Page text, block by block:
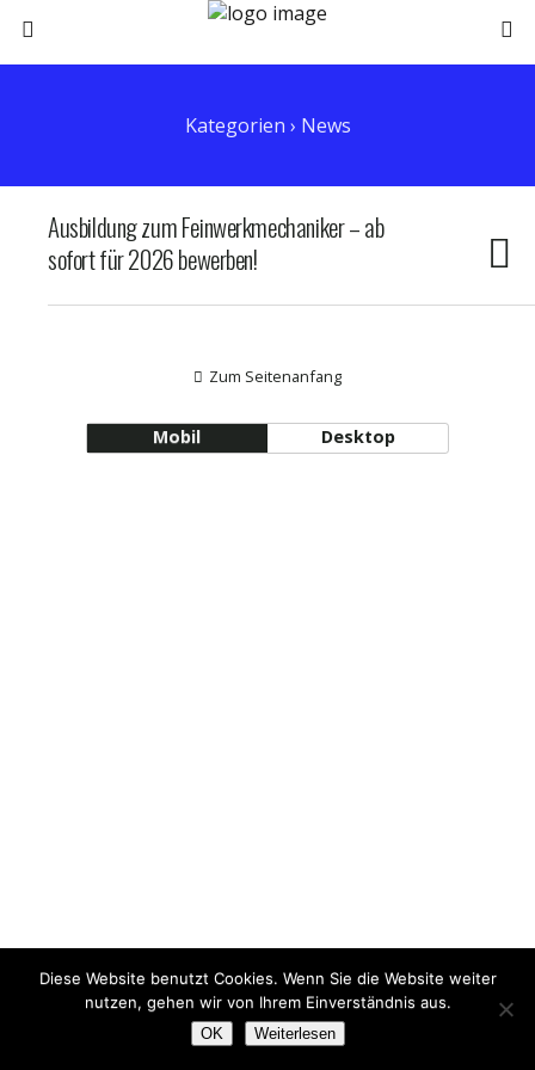
Kategorien › News
Ausbildung zum Feinwerkmechaniker – ab
sofort für 2026 bewerben!
Diese Website benutzt Cookies. Wenn Sie die Website weiter
nutzen, gehen wir von Ihrem Einverständnis aus.
OK Weiterlesen
Zum Seitenanfang
Mobil Desktop